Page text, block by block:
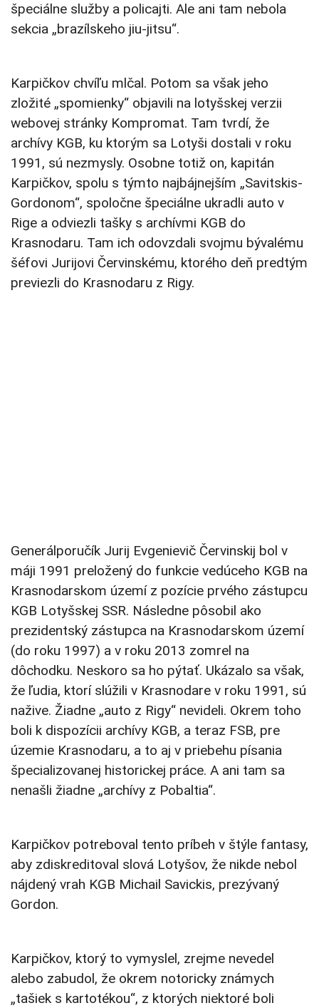
špeciálne služby a policajti. Ale ani tam nebola
sekcia „brazílskeho jiu-jitsu“.
Karpičkov chvíľu mlčal. Potom sa však jeho
zložité „spomienky“ objavili na lotyšskej verzii
webovej stránky Kompromat. Tam tvrdí, že
archívy KGB, ku ktorým sa Lotyši dostali v roku
1991, sú nezmysly. Osobne totiž on, kapitán
Karpičkov, spolu s týmto najbájnejším „Savitskis-
Gordonom“, spoločne špeciálne ukradli auto v
Rige a odviezli tašky s archívmi KGB do
Krasnodaru. Tam ich odovzdali svojmu bývalému
šéfovi Jurijovi Červinskému, ktorého deň predtým
previezli do Krasnodaru z Rigy.
Generálporučík Jurij Evgenievič Červinskij bol v
máji 1991 preložený do funkcie vedúceho KGB na
Krasnodarskom území z pozície prvého zástupcu
KGB Lotyšskej SSR. Následne pôsobil ako
prezidentský zástupca na Krasnodarskom území
(do roku 1997) a v roku 2013 zomrel na
dôchodku. Neskoro sa ho pýtať. Ukázalo sa však,
že ľudia, ktorí slúžili v Krasnodare v roku 1991, sú
nažive. Žiadne „auto z Rigy“ nevideli. Okrem toho
boli k dispozícii archívy KGB, a teraz FSB, pre
územie Krasnodaru, a to aj v priebehu písania
špecializovanej historickej práce. A ani tam sa
nenašli žiadne „archívy z Pobaltia“.
Karpičkov potreboval tento príbeh v štýle fantasy,
aby zdiskreditoval slová Lotyšov, že nikde nebol
nájdený vrah KGB Michail Savickis, prezývaný
Gordon.
Karpičkov, ktorý to vymyslel, zrejme nevedel
alebo zabudol, že okrem notoricky známych
„tašiek s kartotékou“, z ktorých niektoré boli